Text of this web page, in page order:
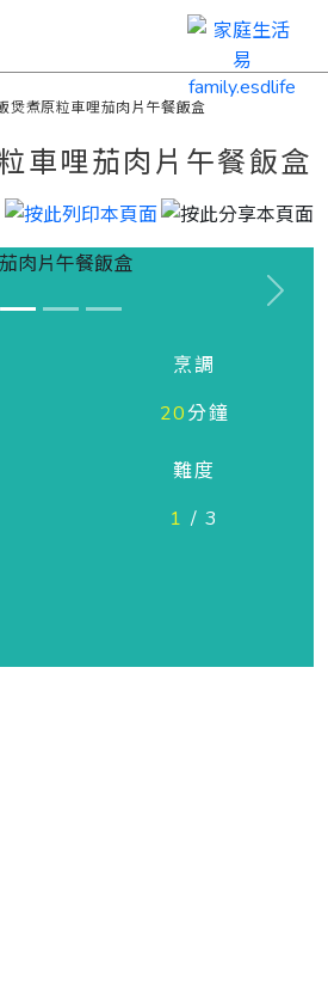
煲煮原粒車哩茄肉片午餐飯盒
車哩茄肉片午餐飯盒
Next
烹調
20分鐘
難度
1 / 3